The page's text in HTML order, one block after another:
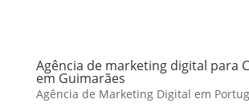
Agência de marketing digital para
em Guimarães
Agência de Marketing Digital em